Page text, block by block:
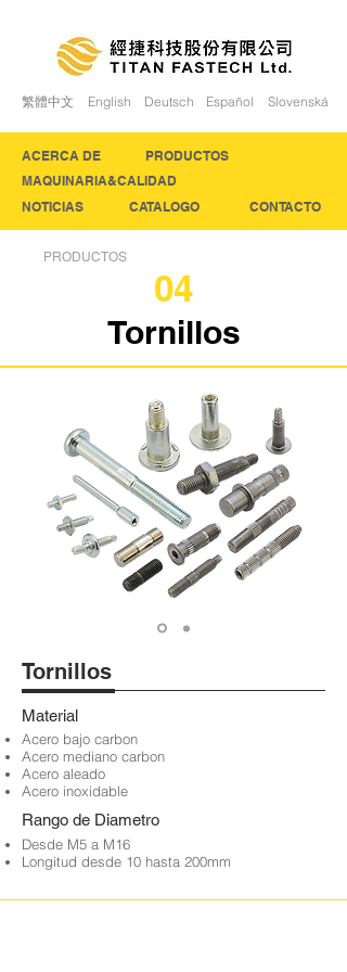
繁體中文 English Deutsch Español Slovenská
ACERCA DE
PRODUCTOS
MAQUINARIA&CALIDAD
NOTICIAS
CATALOGO CONTACTO
04
PRODUCTOS
Tornillos
Tornillos
Material
Acero bajo carbon
Acero mediano carbon
Acero aleado
Acero inoxidable
Rango de Diametro
Desde M5 a M16
Longitud desde 10 hasta 200mm